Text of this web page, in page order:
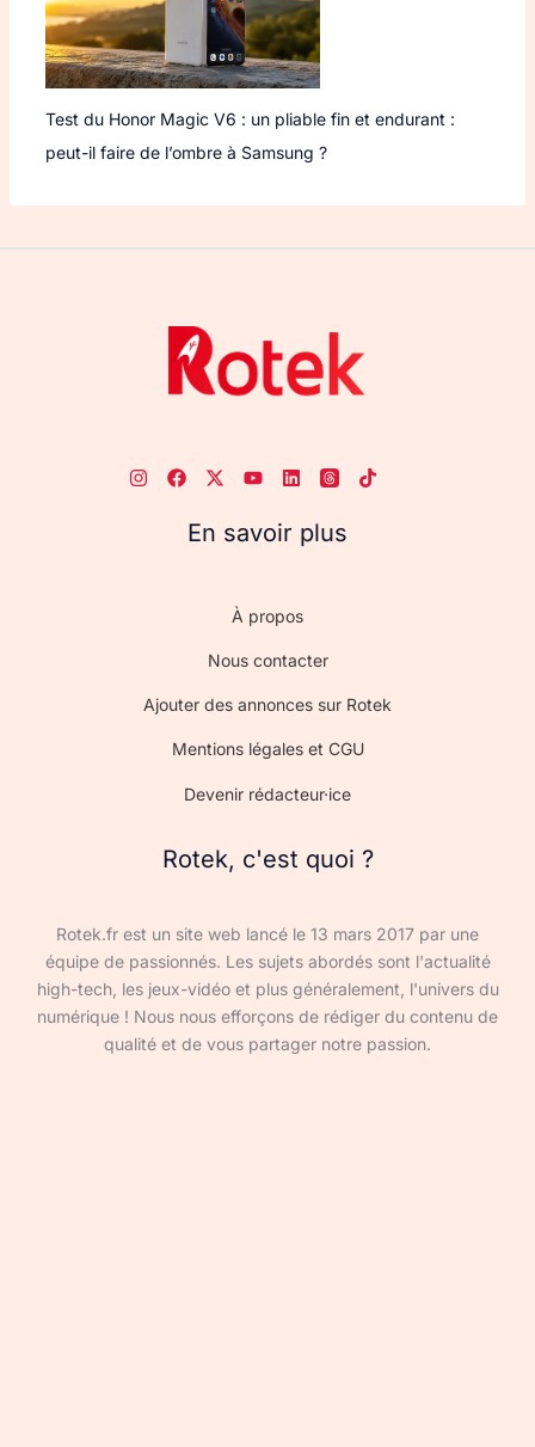
Test du Honor Magic V6 : un pliable fin et endurant :
peut-il faire de l’ombre à Samsung ?
En savoir plus
À propos
Nous contacter
Ajouter des annonces sur Rotek
Mentions légales et CGU
Devenir rédacteur·ice
Rotek, c'est quoi ?
Rotek.fr est un site web lancé le 13 mars 2017 par une
équipe de passionnés. Les sujets abordés sont l'actualité
high-tech, les jeux-vidéo et plus généralement, l'univers du
numérique ! Nous nous efforçons de rédiger du contenu de
qualité et de vous partager notre passion.